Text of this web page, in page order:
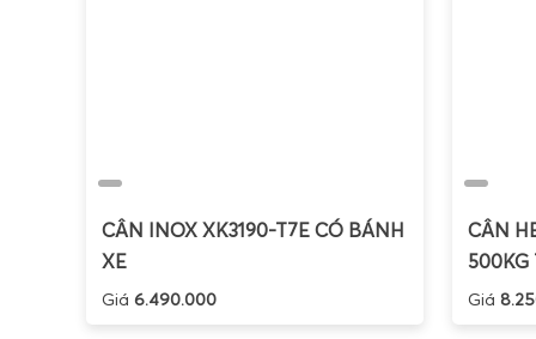
điện
thép,
CÂN INOX XK3190-T7E CÓ BÁNH
XE
Giá 6.490.000
CÂN
500KG
Giá